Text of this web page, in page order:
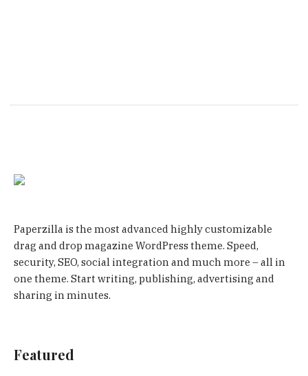
Paperzilla is the most advanced highly customizable
drag and drop magazine WordPress theme. Speed,
security, SEO, social integration and much more – all in
one theme. Start writing, publishing, advertising and
sharing in minutes.
Featured